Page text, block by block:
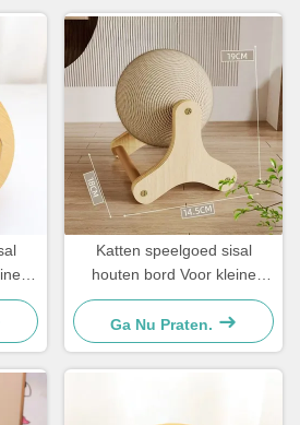
Katten speelgoed sisal
houten bord Voor kleine
honden en katten Eenvoudig
en praktisch
Ga Nu Praten.